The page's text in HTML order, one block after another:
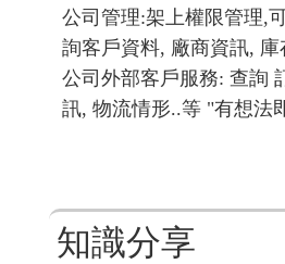
公司管理:架上權限管理,
詢客戶資料, 廠商資訊, 庫
公司外部客戶服務: 查詢
訊, 物流情形..等 "有想法
知識分享